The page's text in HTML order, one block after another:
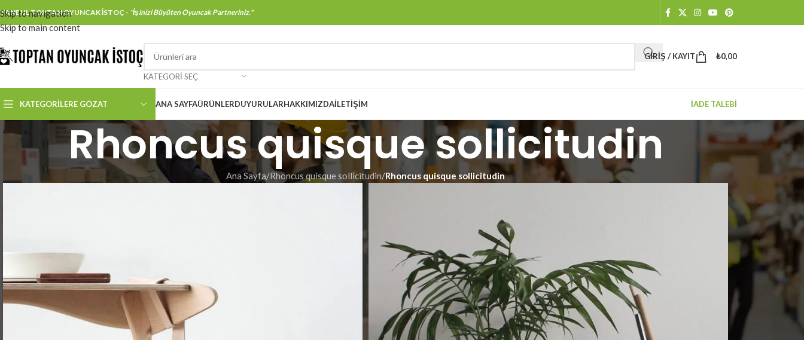
Skip to navigation
Skip to main content
TOPTAN OYUNCAK İSTOÇ - "İşinizi Büyüten Oyuncak Partneriniz."
KATEGORI SEÇ
GIRIŞ / KAYIT ₺0,00
KATEGORILERE GÖZAT ANA SAYFAÜRÜNLERDUYURULARHAKKIMIZDAİLETIŞIM İADE TALEBİ
Rhoncus quisque sollicitudin
Ana Sayfa/Rhoncus quisque sollicitudin/Rhoncus quisque sollicitudin